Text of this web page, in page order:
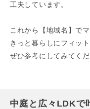
工夫しています。
これから【地域名】で
きっと暮らしにフィッ
ぜひ参考にしてみてく
中庭と広々LDKで